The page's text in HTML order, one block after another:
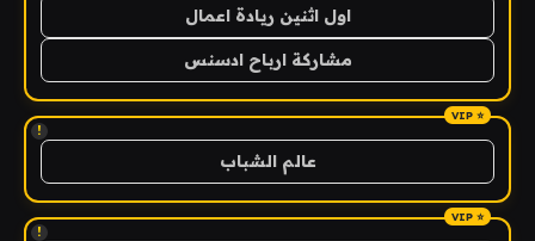
اول اثنين ريادة اعمال
مشاركة ارباح ادسنس
!
عالم الشباب
!